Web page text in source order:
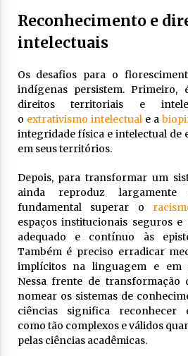
Reconhecimento e
intelectuais
Os desafios para o
indígenas persistem. Primeiro,
direitos territoriais e
o extrativismo intelectuale a
integridade física e intelectual de
em seus territórios.
Depois, para transformar um
ainda reproduz
fundamental superar o
espaços institucionais seguros
adequado e contínuo às
Também é preciso erradicar
implícitos na linguagem e em
Nessa frente de transformação
nomear os sistemas de
ciências significa reconhecer
como tão complexos e válidos
pelas ciências acadêmicas.